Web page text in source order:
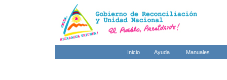
Inicio Ayuda Manuales